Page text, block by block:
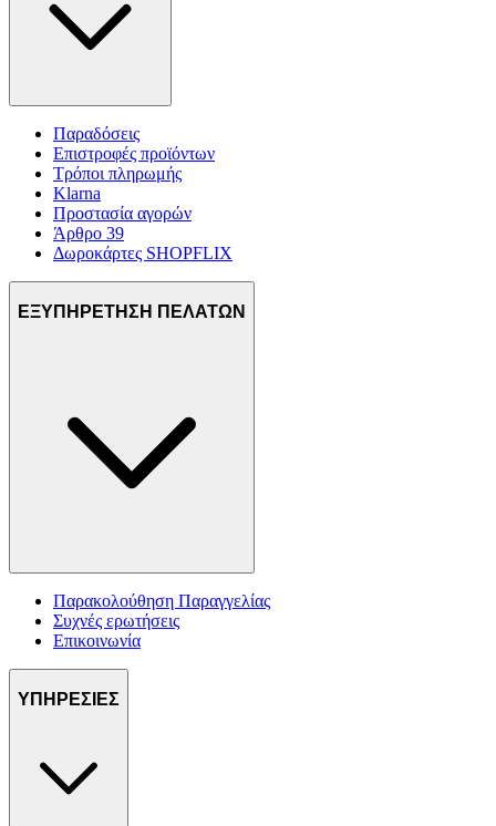
Παραδόσεις
Επιστροφές προϊόντων
Τρόποι πληρωμής
Klarna
Προστασία αγορών
Άρθρο 39
Δωροκάρτες SHOPFLIX
ΕΞΥΠΗΡΕΤΗΣΗ ΠΕΛΑΤΩΝ
Παρακολούθηση Παραγγελίας
Συχνές ερωτήσεις
Επικοινωνία
ΥΠΗΡΕΣΙΕΣ